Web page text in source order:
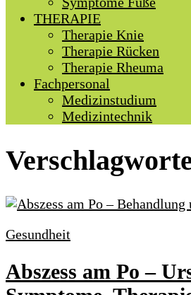
THERAPIE
Therapie Knie
Therapie Rücken
Therapie Rheuma
Fachpersonal
Medizinstudium
Medizintechnik
Gesundheit
Abszess am Po –